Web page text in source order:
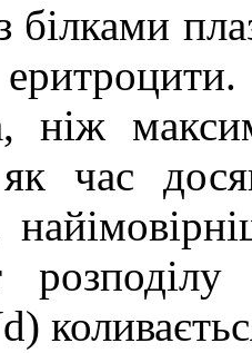
білками
ніж
час